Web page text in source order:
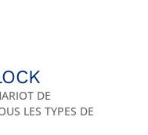
DE
LES TYPES DE